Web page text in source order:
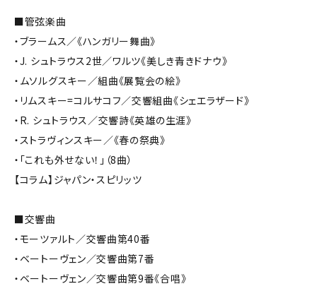
■管弦楽曲
・ブラームス／《ハンガリー舞曲》
・J. シュトラウス2世／ワルツ《美しき青きドナウ》
・ムソルグスキー／組曲《展覧会の絵》
・リムスキー=コルサコフ／交響組曲《シェエラザード》
・R. シュトラウス／交響詩《英雄の生涯》
・ストラヴィンスキー／《春の祭典》
・「これも外せない！」（8曲）
【コラム】ジャパン・スピリッツ
■交響曲
・モーツァルト／交響曲第40番
・ベートーヴェン／交響曲第7番
・ベートーヴェン／交響曲第9番《合唱》